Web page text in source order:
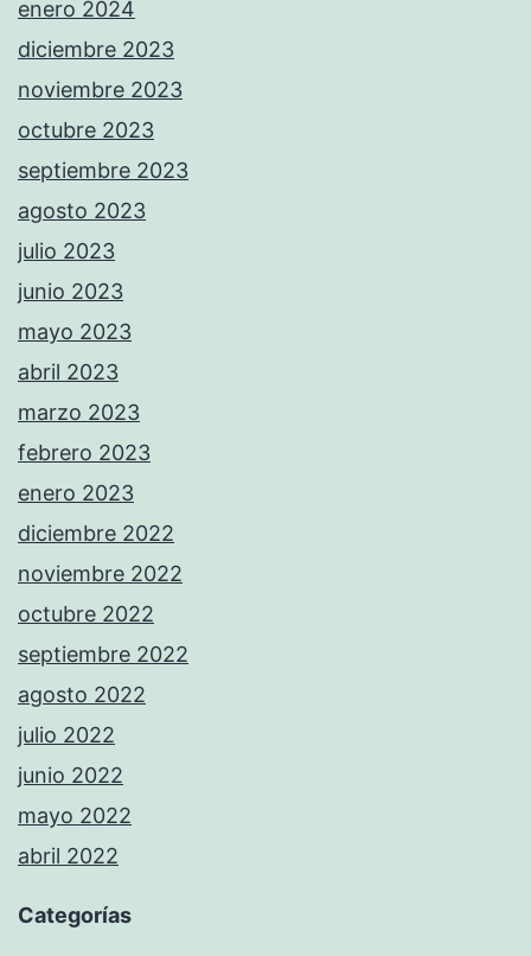
enero 2024
diciembre 2023
noviembre 2023
octubre 2023
septiembre 2023
agosto 2023
julio 2023
junio 2023
mayo 2023
abril 2023
marzo 2023
febrero 2023
enero 2023
diciembre 2022
noviembre 2022
octubre 2022
septiembre 2022
agosto 2022
julio 2022
junio 2022
mayo 2022
abril 2022
Categorías